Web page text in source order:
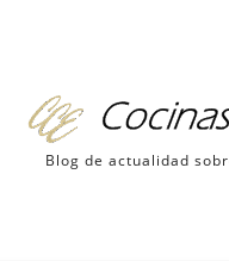
Blog de actualidad